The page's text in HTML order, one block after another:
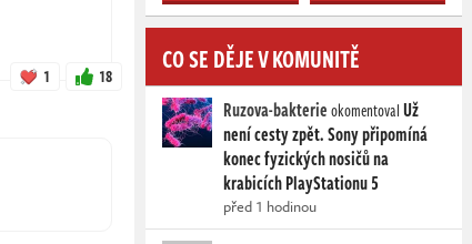
1 18
CO SE DĚJE V KOMUNITĚ
Ruzova-bakterieokomentovalUž
není cesty zpět. Sony připomíná
konec fyzických nosičů na
krabicích PlayStationu 5
před 1 hodinou